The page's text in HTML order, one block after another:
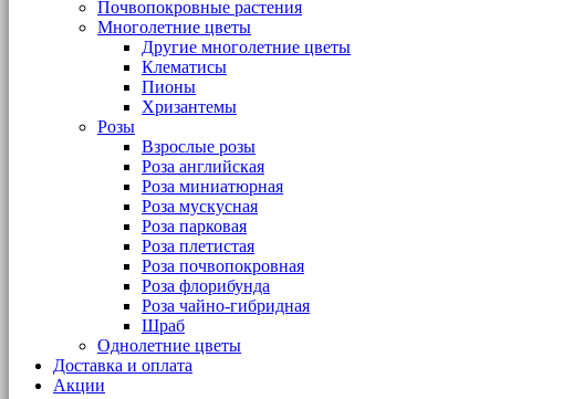
Почвопокровные растения
Многолетние цветы
Другие многолетние цветы
Клематисы
Пионы
Хризантемы
Розы
Взрослые розы
Роза английская
Роза миниатюрная
Роза мускусная
Роза парковая
Роза плетистая
Роза почвопокровная
Роза флорибунда
Роза чайно-гибридная
Шраб
Однолетние цветы
Доставка и оплата
Акции